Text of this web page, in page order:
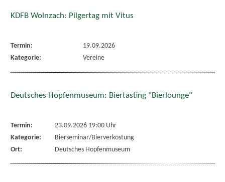
KDFB Wolnzach: Pilgertag mit Vitus
Termin:
19.09.2026
Kategorie:
Vereine
Deutsches Hopfenmuseum: Biertasting "Bierlounge"
Termin:
23.09.2026 19:00 Uhr
Kategorie:
Bierseminar/Bierverkostung
Ort:
Deutsches Hopfenmuseum